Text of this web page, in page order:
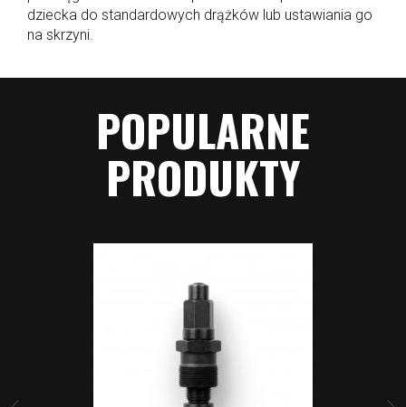
dziecka do standardowych drążków lub ustawiania go
na skrzyni.
POPULARNE
PRODUKTY